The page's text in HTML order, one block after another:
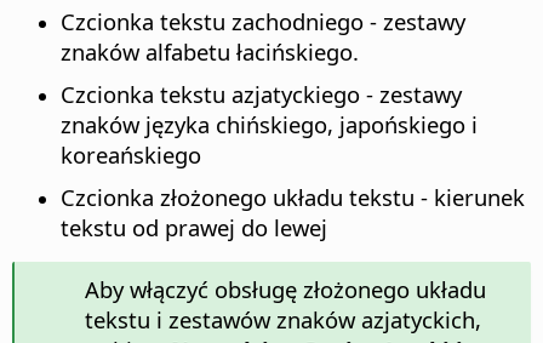
Czcionka tekstu zachodniego - zestawy
znaków alfabetu łacińskiego.
Czcionka tekstu azjatyckiego - zestawy
znaków języka chińskiego, japońskiego i
koreańskiego
Czcionka złożonego układu tekstu - kierunek
tekstu od prawej do lewej
Aby włączyć obsługę złożonego układu
tekstu i zestawów znaków azjatyckich,